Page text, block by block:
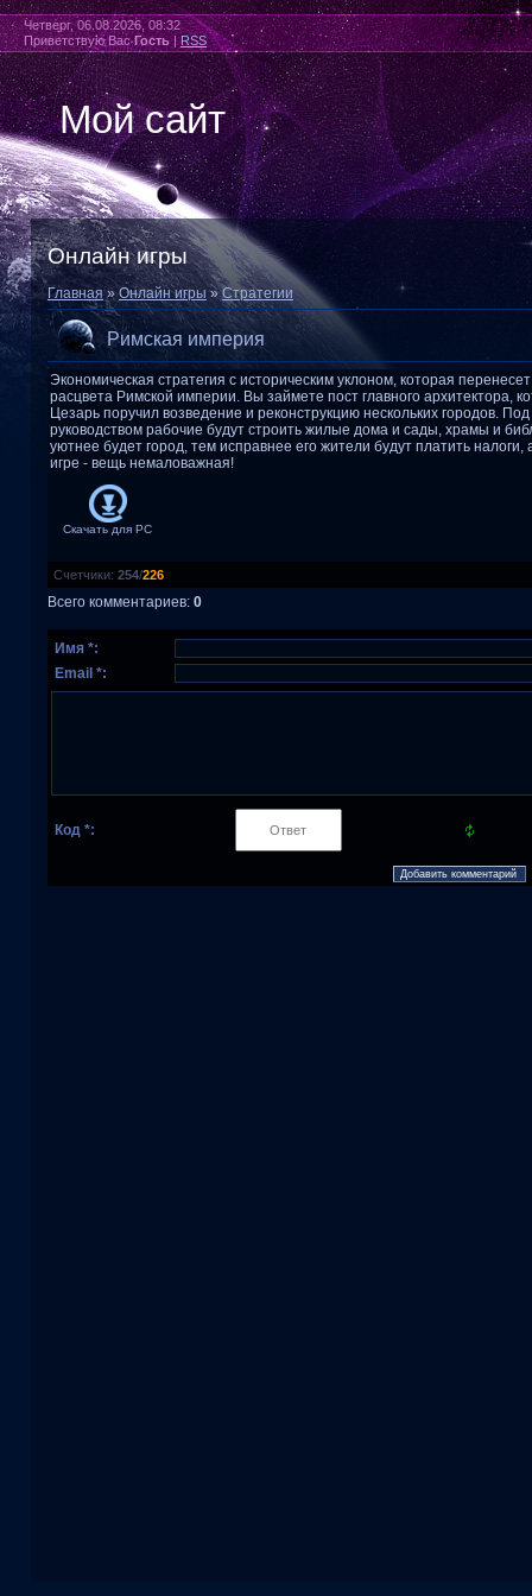
Четверг, 06.08.2026, 08:32
Приветствую Вас Гость|RSS
Мой сайт
Онлайн игры
Главная »Онлайн игры »Стратегии
Римская империя
Экономическая стратегия с историческим уклоном, которая
расцвета Римской империи. Вы займете пост главного архитектора,
Цезарь поручил возведение и реконструкцию нескольких городов.
руководством рабочие будут строить жилые дома и сады, храмы и
уютнее будет город, тем исправнее его жители будут платить
игре - вещь немаловажная!
Скачать для PC
Счетчики: 254/226
Всего комментариев: 0
Имя *:
Email *:
Код *: